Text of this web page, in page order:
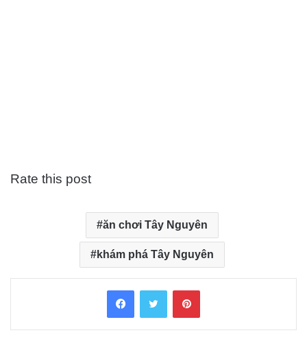
Rate this post
ăn chơi Tây Nguyên
khám phá Tây Nguyên
FacebookTwitter Pinterest